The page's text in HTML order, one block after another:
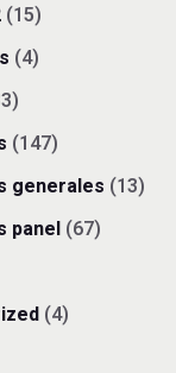
(15)
(4)
(147)
generales (13)
panel (67)
(4)